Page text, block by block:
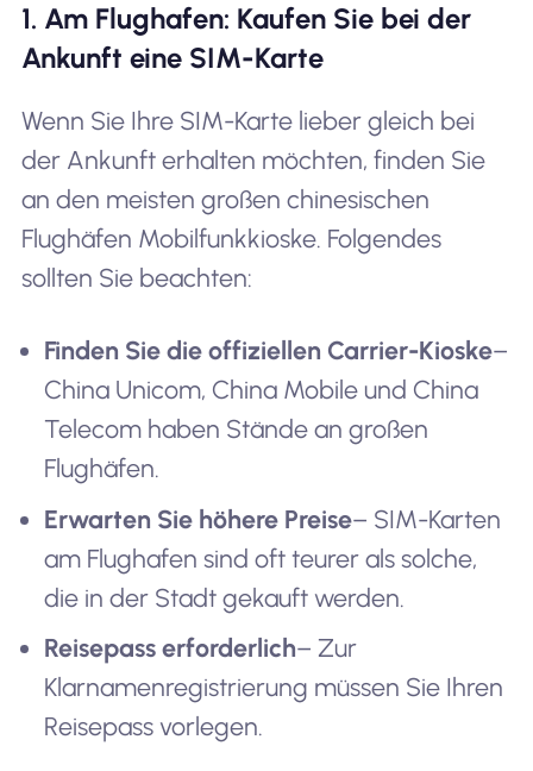
1. Am Flughafen: Kaufen Sie bei der
Ankunft eine SIM-Karte
Wenn Sie Ihre SIM-Karte lieber gleich bei
der Ankunft erhalten möchten, finden Sie
an den meisten großen chinesischen
Flughäfen Mobilfunkkioske. Folgendes
sollten Sie beachten:
Finden Sie die offiziellen Carrier-Kioske–
China Unicom, China Mobile und China
Telecom haben Stände an großen
Flughäfen.
Erwarten Sie höhere Preise– SIM-Karten
am Flughafen sind oft teurer als solche,
die in der Stadt gekauft werden.
Reisepass erforderlich– Zur
Klarnamenregistrierung müssen Sie Ihren
Reisepass vorlegen.